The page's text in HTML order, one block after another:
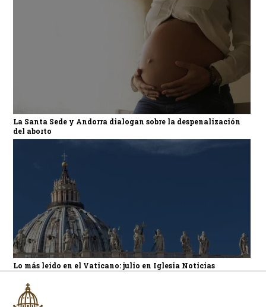
La Santa Sede y Andorra dialogan sobre la despenalización
del aborto
Lo más leído en el Vaticano: julio en Iglesia Noticias